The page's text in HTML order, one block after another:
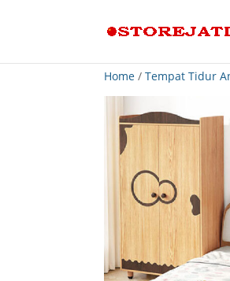
Home / Tempat Tidur